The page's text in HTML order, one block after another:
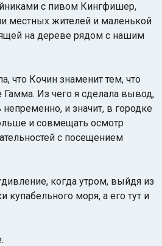
с пивом Кингфишер,
местных жителей и маленькой
на дереве рядом с нашим
что Кочин знаменит тем, что
Из чего я сделала вывод,
непременно, и значит, в городке
и совмещать осмотр
с посещением
когда утром, выйдя из
купабельного моря, а его тут и